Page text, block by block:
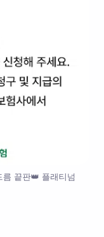
름 끝판👑 플래티넘